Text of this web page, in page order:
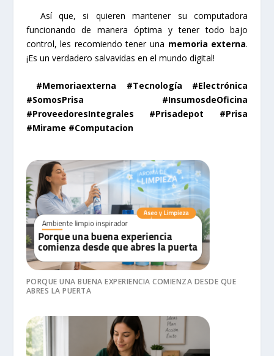
Así que, si quieren mantener su computadora
funcionando de manera óptima y tener todo bajo
control, les recomiendo tener una memoria externa.
¡Es un verdadero salvavidas en el mundo digital!
#Memoriaexterna #Tecnología #Electrónica
#SomosPrisa #InsumosdeOficina
#ProveedoresIntegrales #Prisadepot #Prisa
#Mirame #Computacion
PORQUE UNA BUENA EXPERIENCIA COMIENZA DESDE QUE
ABRES LA PUERTA